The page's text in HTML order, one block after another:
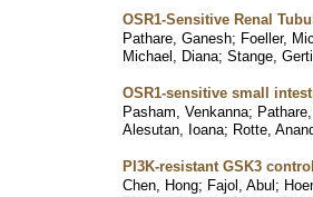
OSR1-Sensitive Renal
Pathare, Ganesh; Foeller,
Michael, Diana; Stange, Gerti
OSR1-sensitive small
Pasham, Venkanna;
Alesutan, Ioana; Rotte,
PI3K-resistant GSK3
Chen, Hong; Fajol, Abul;